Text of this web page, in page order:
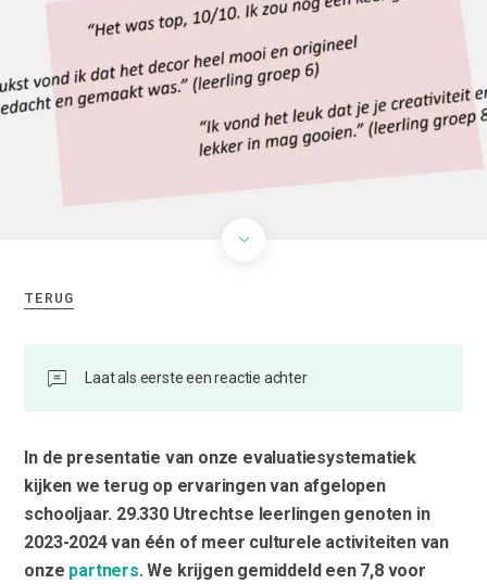
TERUG
Laat als eerste een reactie achter
In de presentatie van onze evaluatiesystematiek
kijken we terug op ervaringen van afgelopen
schooljaar. 29.330 Utrechtse leerlingen genoten in
2023-2024 van één of meer culturele activiteiten van
onze partners. We krijgen gemiddeld een 7,8 voor